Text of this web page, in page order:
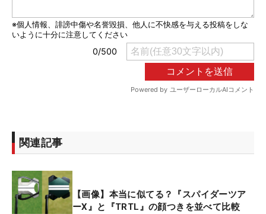
関連記事
【画像】本当に似てる？『スパイダーツア
ーX』と『TRTL』の顔つきを並べて比較